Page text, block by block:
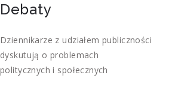
Debaty
Dziennikarze z udziałem publiczności
dyskutują o problemach
politycznych i społecznych